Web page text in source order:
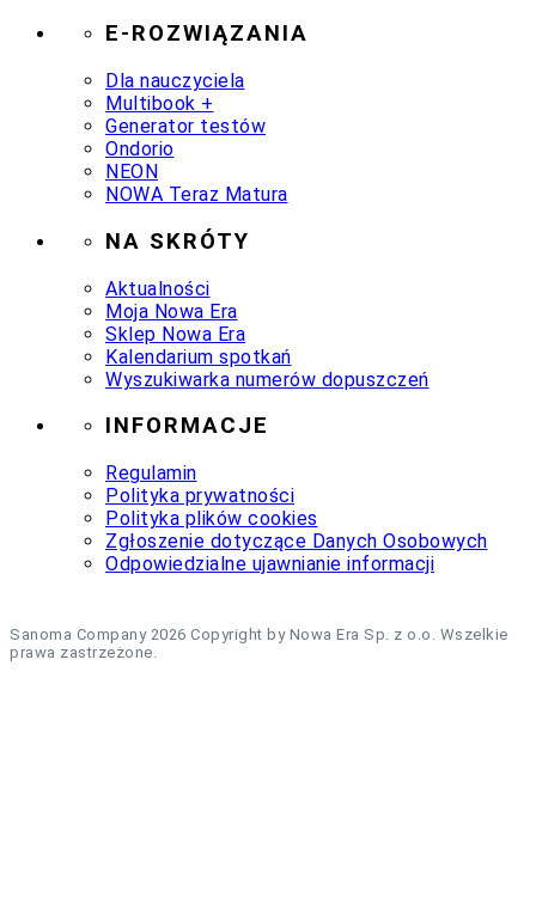
E-ROZWIĄZANIA
Dla nauczyciela
Multibook +
Generator testów
Ondorio
NEON
NOWA Teraz Matura
NA SKRÓTY
Aktualności
Moja Nowa Era
Sklep Nowa Era
Kalendarium spotkań
Wyszukiwarka numerów dopuszczeń
INFORMACJE
Regulamin
Polityka prywatności
Polityka plików cookies
Zgłoszenie dotyczące Danych Osobowych
Odpowiedzialne ujawnianie informacji
Sanoma Company 2026 Copyright by Nowa Era Sp. z o.o. Wszelkie
prawa zastrzeżone.